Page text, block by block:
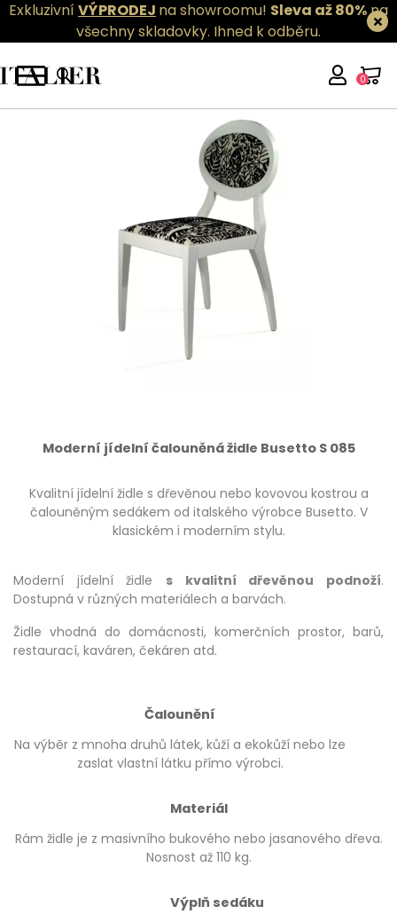
ExkluzivníVÝPRODEJ na showroomu! Sleva až 80%na
všechny skladovky. Ihned k odběru.
0
Moderní jídelní čalouněná židle Busetto S 085
Kvalitní jídelní židle s dřevěnou nebo kovovou kostrou a
čalouněným sedákem od italského výrobce Busetto. V
klasickém i moderním stylu.
Moderní jídelní židle s kvalitní dřevěnou podnoží.
Dostupná v různých materiálech a barvách.
Židle vhodná do domácnosti, komerčních prostor, barů,
restaurací, kaváren, čekáren atd.
Čalounění
Na výběr z mnoha druhů látek, kůží a ekokůží nebo lze
zaslat vlastní látku přímo výrobci.
Materiál
Rám židle je z masivního bukového nebo jasanového dřeva.
Nosnost až 110 kg.
Výplň sedáku